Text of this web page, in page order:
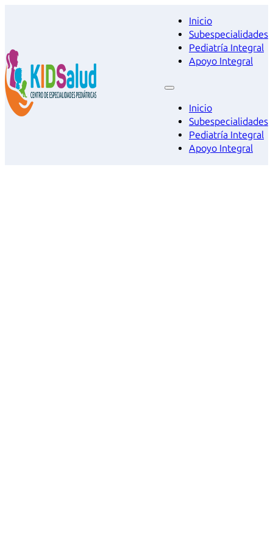
Inicio
Subespecialidades
Pediatría Integral
Apoyo Integral
Inicio
Subespecialidades
Pediatría Integral
Apoyo Integral